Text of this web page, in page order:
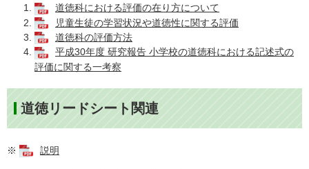
道徳科における評価の在り方について
児童生徒の学習状況や道徳性に関する評価
道徳科の評価方法
平成30年度 研究報告 小学校の道徳科における記述式の
評価に関する一考察
道徳リードシート関連
※ 説明